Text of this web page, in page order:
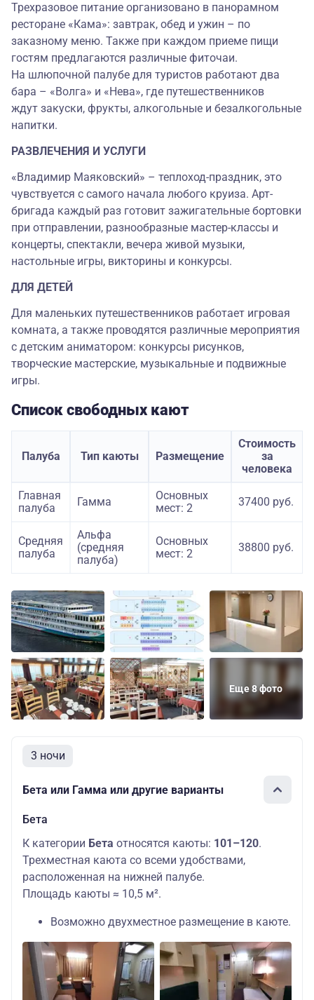
Трехразовое питание организовано в панорамном
ресторане «Кама»: завтрак, обед и ужин – по
заказному меню. Также при каждом приеме пищи
гостям предлагаются различные фиточаи.
На шлюпочной палубе для туристов работают два
бара – «Волга» и «Нева», где путешественников
ждут закуски, фрукты, алкогольные и безалкогольные
напитки.
РАЗВЛЕЧЕНИЯ И УСЛУГИ
«Владимир Маяковский» – теплоход-праздник, это
чувствуется с самого начала любого круиза. Арт-
бригада каждый раз готовит зажигательные бортовки
при отправлении, разнообразные мастер-классы и
концерты, спектакли, вечера живой музыки,
настольные игры, викторины и конкурсы.
ДЛЯ ДЕТЕЙ
Для маленьких путешественников работает игровая
комната, а также проводятся различные мероприятия
с детским аниматором: конкурсы рисунков,
творческие мастерские, музыкальные и подвижные
игры.
Список свободных кают
Палуба Тип каюты Размещение
Стоимость
за
человека
Главная
палуба
Гамма
Основных
мест: 2
37400 руб.
Средняя
палуба
Альфа
(средняя
палуба)
Основных
мест: 2
38800 руб.
Еще 8 фото
3 ночи
Бета или Гамма или другие варианты
Бета
К категории Бета относятся каюты: 101–120.
Трехместная каюта со всеми удобствами,
расположенная на нижней палубе.
Площадь каюты ≈ 10,5 м².
Возможно двухместное размещение в каюте.